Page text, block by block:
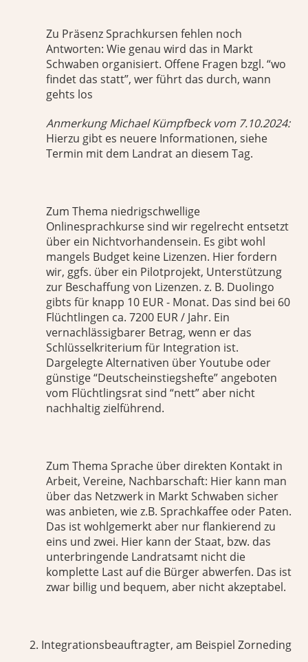
Zu Präsenz Sprachkursen fehlen noch
Antworten: Wie genau wird das in Markt
Schwaben organisiert. Offene Fragen bzgl. “wo
findet das statt”, wer führt das durch, wann
gehts los
Anmerkung Michael Kümpfbeck vom 7.10.2024:
Hierzu gibt es neuere Informationen, siehe
Termin mit dem Landrat an diesem Tag.
Zum Thema niedrigschwellige
Onlinesprachkurse sind wir regelrecht entsetzt
über ein Nichtvorhandensein. Es gibt wohl
mangels Budget keine Lizenzen. Hier fordern
wir, ggfs. über ein Pilotprojekt, Unterstützung
zur Beschaffung von Lizenzen. z. B. Duolingo
gibts für knapp 10 EUR - Monat. Das sind bei 60
Flüchtlingen ca. 7200 EUR / Jahr. Ein
vernachlässigbarer Betrag, wenn er das
Schlüsselkriterium für Integration ist.
Dargelegte Alternativen über Youtube oder
günstige “Deutscheinstiegshefte” angeboten
vom Flüchtlingsrat sind “nett” aber nicht
nachhaltig zielführend.
Zum Thema Sprache über direkten Kontakt in
Arbeit, Vereine, Nachbarschaft: Hier kann man
über das Netzwerk in Markt Schwaben sicher
was anbieten, wie z.B. Sprachkaffee oder Paten.
Das ist wohlgemerkt aber nur flankierend zu
eins und zwei. Hier kann der Staat, bzw. das
unterbringende Landratsamt nicht die
komplette Last auf die Bürger abwerfen. Das ist
zwar billig und bequem, aber nicht akzeptabel.
Integrationsbeauftragter, am Beispiel Zorneding